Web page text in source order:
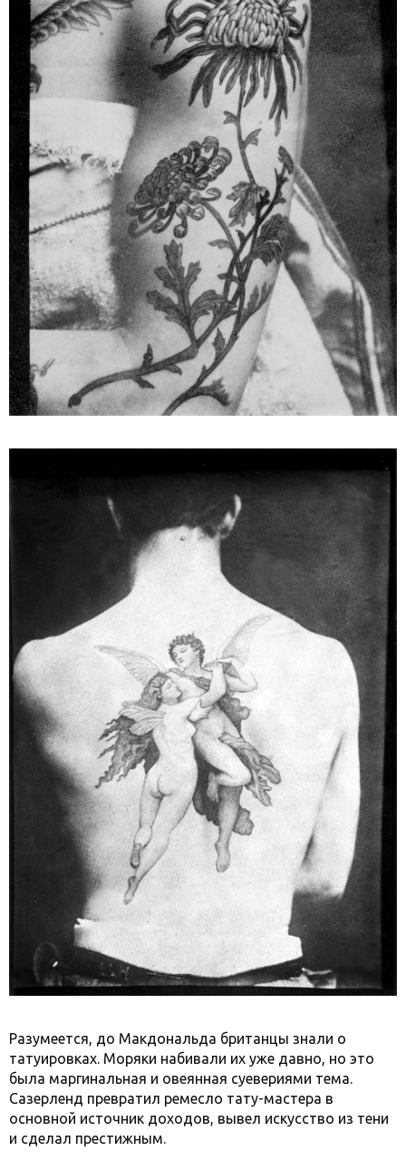
Разумеется, до Макдональда британцы знали о
татуировках. Моряки набивали их уже давно, но это
была маргинальная и овеянная суевериями тема.
Сазерленд превратил ремесло тату-мастера в
основной источник доходов, вывел искусство из тени
и сделал престижным.